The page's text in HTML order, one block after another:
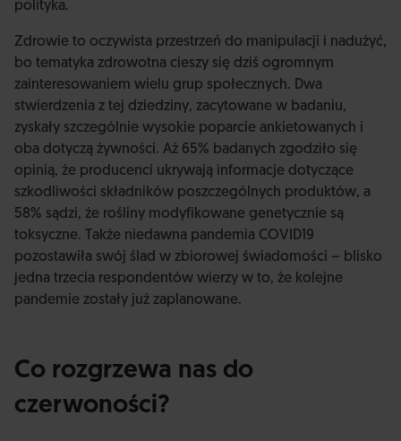
polityka.
Zdrowie to oczywista przestrzeń do manipulacji i nadużyć,
bo tematyka zdrowotna cieszy się dziś ogromnym
zainteresowaniem wielu grup społecznych. Dwa
stwierdzenia z tej dziedziny, zacytowane w badaniu,
zyskały szczególnie wysokie poparcie ankietowanych i
oba dotyczą żywności. Aż 65% badanych zgodziło się
opinią, że producenci ukrywają informacje dotyczące
szkodliwości składników poszczególnych produktów, a
58% sądzi, że rośliny modyfikowane genetycznie są
toksyczne. Także niedawna pandemia COVID19
pozostawiła swój ślad w zbiorowej świadomości – blisko
jedna trzecia respondentów wierzy w to, że kolejne
pandemie zostały już zaplanowane.
Co rozgrzewa nas do
czerwoności?